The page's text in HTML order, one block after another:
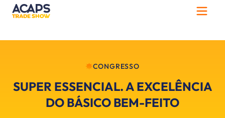
CONGRESSO
SUPER ESSENCIAL. A EXCELÊNCIA
DO BÁSICO BEM-FEITO